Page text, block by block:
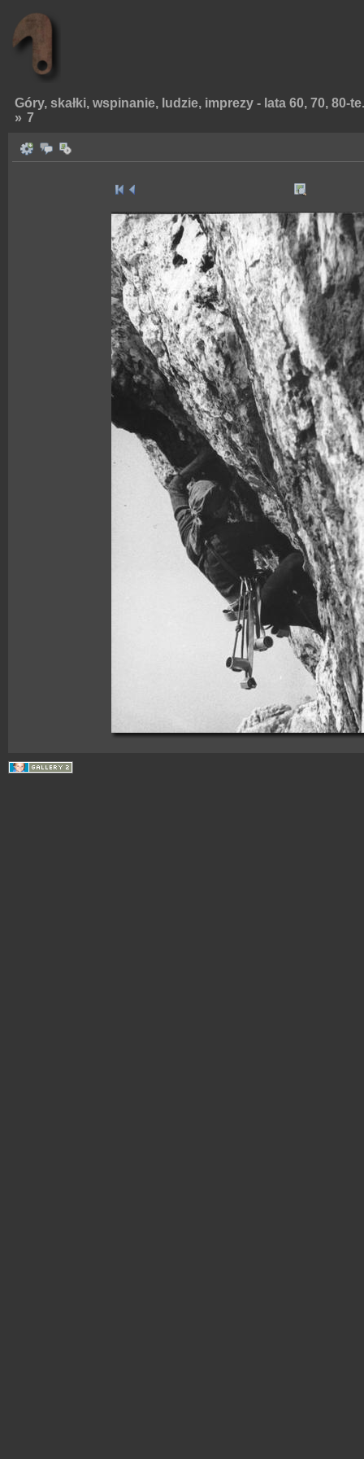
Góry, skałki, wspinanie, ludzie, imprezy - lata 60, 70, 80-te.
» 7